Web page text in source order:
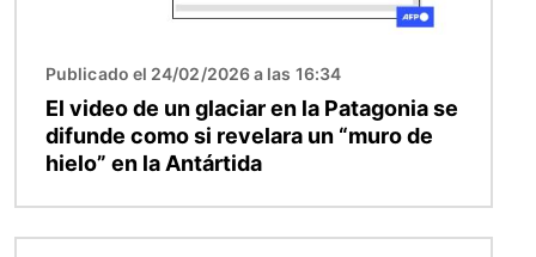
Publicado el 24/02/2026 a las 16:34
El video de un glaciar en la Patagonia se
difunde como si revelara un “muro de
hielo” en la Antártida